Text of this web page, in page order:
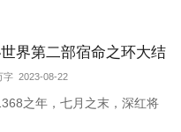
界第二部宿命之环大结
字 2023-08-22
之年，七月之末，深红将